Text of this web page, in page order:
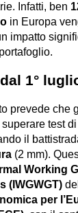
Infatti, ben
in Europa
impatto
1°
prevede che
test di
(2 mm).
Working
(IWGWGT)
per